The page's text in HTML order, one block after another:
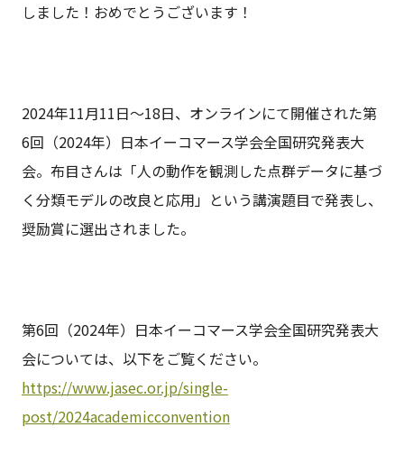
しました！おめでとうございます！
2024年11月11日～18日、オンラインにて開催された第
6回（2024年）日本イーコマース学会全国研究発表大
会。布目さんは「人の動作を観測した点群データに基づ
く分類モデルの改良と応用」という講演題目で発表し、
奨励賞に選出されました。
第6回（2024年）日本イーコマース学会全国研究発表大
会については、以下をご覧ください。
https://www.jasec.or.jp/single-
post/2024academicconvention